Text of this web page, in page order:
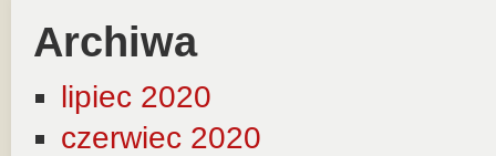
Archiwa
lipiec 2020
czerwiec 2020